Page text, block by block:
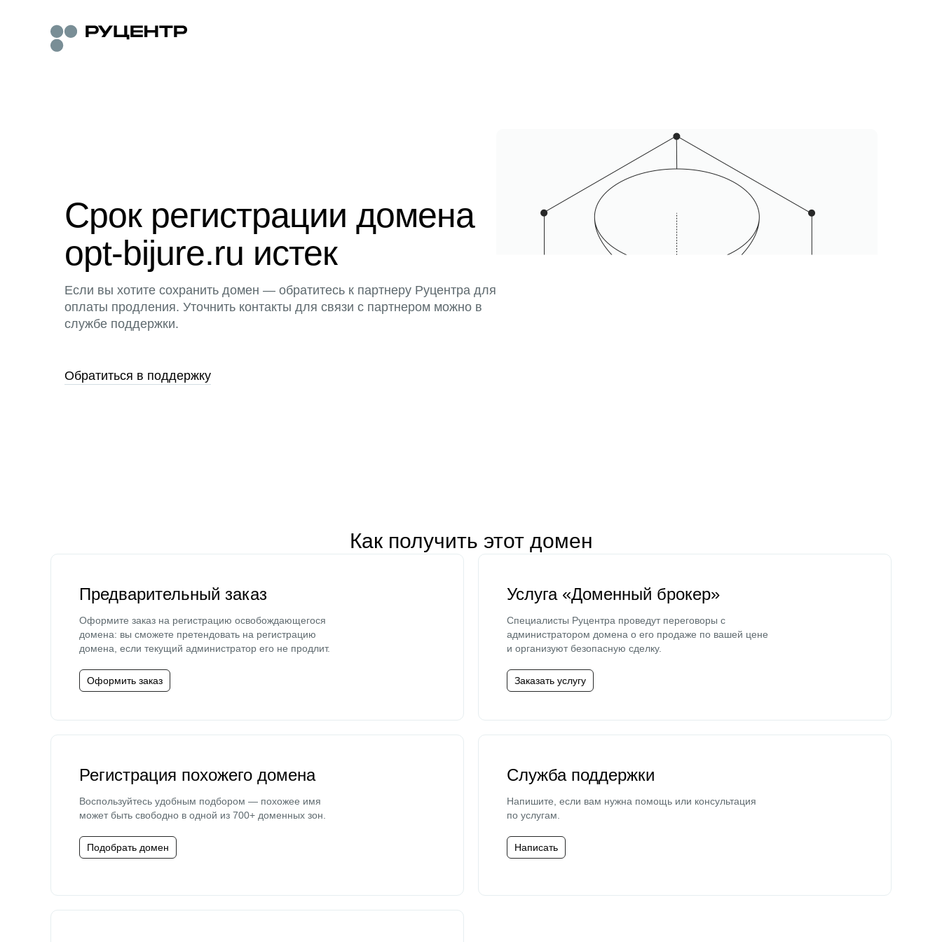
Срок регистрации домена
opt-bijure.ru истек
Если вы хотите сохранить домен — обратитесь к партнеру Руцентра для
оплаты продления. Уточнить контакты для связи с партнером можно в
службе поддержки.
Обратиться в поддержку
Как получить этот домен
Предварительный заказ
Оформите заказ на регистрацию освобождающегося
домена: вы сможете претендовать на регистрацию
домена, если текущий администратор его не продлит.
Оформить заказ
Услуга «Доменный брокер»
Специалисты Руцентра проведут переговоры с
администратором домена о его продаже по вашей цене
и организуют безопасную сделку.
Заказать услугу
Регистрация похожего домена
Воспользуйтесь удобным подбором — похожее имя
может быть свободно в одной из 700+ доменных зон.
Подобрать домен
Служба поддержки
Напишите, если вам нужна помощь или консультация
по услугам.
Написать